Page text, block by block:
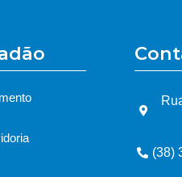
(38)